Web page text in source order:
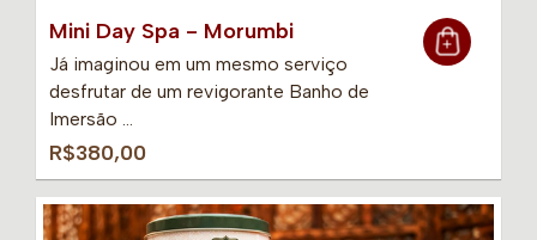
Mini Day Spa - Morumbi
Já imaginou em um mesmo serviço
desfrutar de um revigorante Banho de
Imersão …
R$380,00